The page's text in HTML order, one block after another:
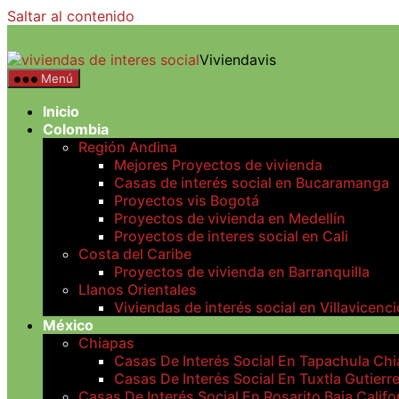
Saltar al contenido
Viviendavis
Menú
Inicio
Colombia
Región Andina
Mejores Proyectos de vivienda
Casas de interés social en Bucaramanga
Proyectos vis Bogotá
Proyectos de vivienda en Medellín
Proyectos de interes social en Cali
Costa del Caribe
Proyectos de vivienda en Barranquilla
Llanos Orientales
Viviendas de interés social en
México
Chiapas
Casas De Interés Social En Tapachula
Casas De Interés Social En Tuxtla